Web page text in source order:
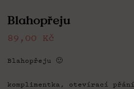
Blahopřeju
89,00 Kč
Blahopřeju 🙂
komplimentka, otevírací přání